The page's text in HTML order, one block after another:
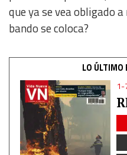
que ya se vea obligado
bando se coloca?
LO ÚLTIMO
1-
Non-IAB processing purposes:
Functional
Advertising